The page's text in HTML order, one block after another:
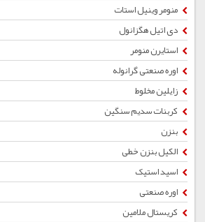
منومر وینیل استات
دی اتیل هگزانول
استایرن منومر
اوره صنعتی گرانوله
زایلین مخلوط
کربنات سدیم سنگین
بنزن
الکیل بنزن خطی
اسید استیک
اوره صنعتی
کریستال ملامین